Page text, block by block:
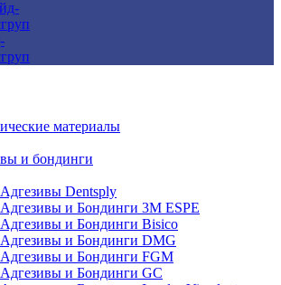
материалы
и бондинги
Dentsply
и Бондинги 3M ESPE
и Бондинги Bisico
и Бондинги DMG
и Бондинги FGM
и Бондинги GC